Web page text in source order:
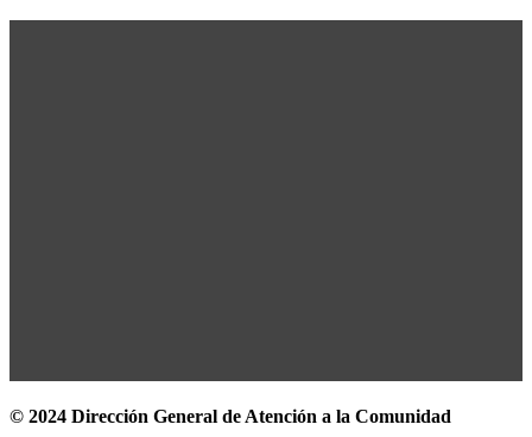
© 2024 Dirección General de Atención a la Comunidad